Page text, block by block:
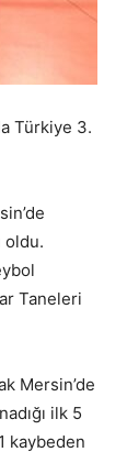
Türkiye 3.
oldu.
Taneleri
Mersin’de
ilk 5
kaybeden